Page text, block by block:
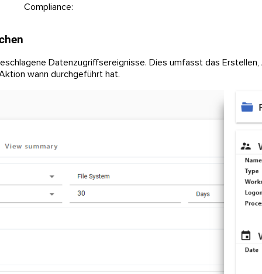
Compliance:
Datenzugriffsereignisse. Dies umfasst das
wann durchgeführt hat.